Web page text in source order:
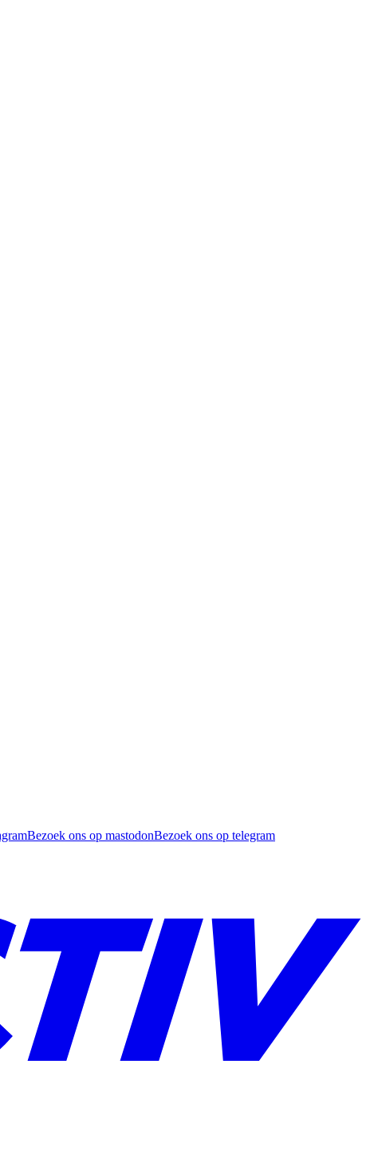
Bezoek ons op mastodonBezoek ons op telegram